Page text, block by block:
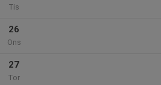
Tis
26
Ons
27
Tor